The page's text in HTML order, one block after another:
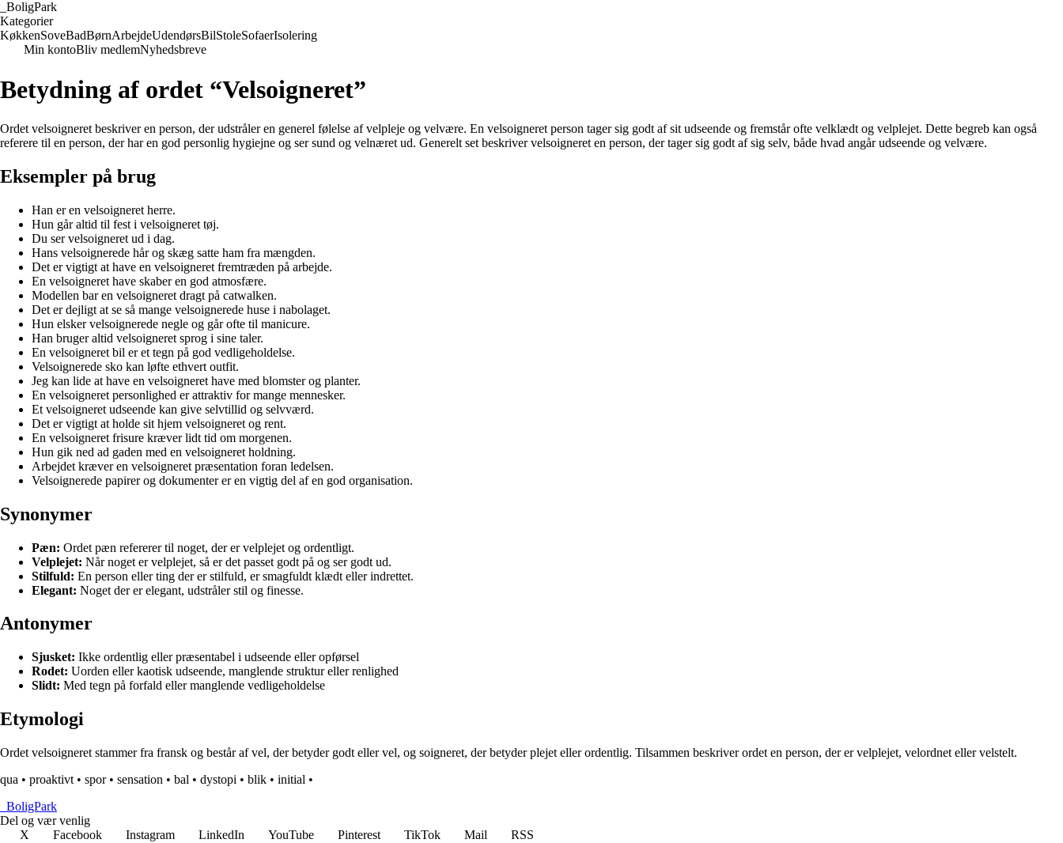
BoligPark
Kategorier
KøkkenSoveBadBørnArbejdeUdendørsBilStoleSofaerIsolering
Min kontoBliv medlemNyhedsbreve
Betydning af ordet “Velsoigneret”
Ordet velsoigneret beskriver en person, der udstråler en generel følelse af velpleje og velvære. En velsoigneret person tager sig godt af sit udseende og fremstår ofte velklædt og velplejet. Dette begreb kan også
referere til en person, der har en god personlig hygiejne og ser sund og velnæret ud. Generelt set beskriver velsoigneret en person, der tager sig godt af sig selv, både hvad angår udseende og velvære.
Eksempler på brug
Han er en velsoigneret herre.
Hun går altid til fest i velsoigneret tøj.
Du ser velsoigneret ud i dag.
Hans velsoignerede hår og skæg satte ham fra mængden.
Det er vigtigt at have en velsoigneret fremtræden på arbejde.
En velsoigneret have skaber en god atmosfære.
Modellen bar en velsoigneret dragt på catwalken.
Det er dejligt at se så mange velsoignerede huse i nabolaget.
Hun elsker velsoignerede negle og går ofte til manicure.
Han bruger altid velsoigneret sprog i sine taler.
En velsoigneret bil er et tegn på god vedligeholdelse.
Velsoignerede sko kan løfte ethvert outfit.
Jeg kan lide at have en velsoigneret have med blomster og planter.
En velsoigneret personlighed er attraktiv for mange mennesker.
Et velsoigneret udseende kan give selvtillid og selvværd.
Det er vigtigt at holde sit hjem velsoigneret og rent.
En velsoigneret frisure kræver lidt tid om morgenen.
Hun gik ned ad gaden med en velsoigneret holdning.
Arbejdet kræver en velsoigneret præsentation foran ledelsen.
Velsoignerede papirer og dokumenter er en vigtig del af en god organisation.
Synonymer
Pæn: Ordet pæn refererer til noget, der er velplejet og ordentligt.
Velplejet: Når noget er velplejet, så er det passet godt på og ser godt ud.
Stilfuld: En person eller ting der er stilfuld, er smagfuldt klædt eller indrettet.
Elegant: Noget der er elegant, udstråler stil og finesse.
Antonymer
Sjusket: Ikke ordentlig eller præsentabel i udseende eller opførsel
Rodet: Uorden eller kaotisk udseende, manglende struktur eller renlighed
Slidt: Med tegn på forfald eller manglende vedligeholdelse
Etymologi
Ordet velsoigneret stammer fra fransk og består af vel, der betyder godt eller vel, og soigneret, der betyder plejet eller ordentlig. Tilsammen beskriver ordet en person, der er velplejet, velordnet eller velstelt.
qua • proaktivt • spor• sensation • bal • dystopi • blik • initial •
BoligPark
Del og vær venlig
X
Facebook Instagram LinkedIn YouTube Pinterest TikTok Mail
RSS